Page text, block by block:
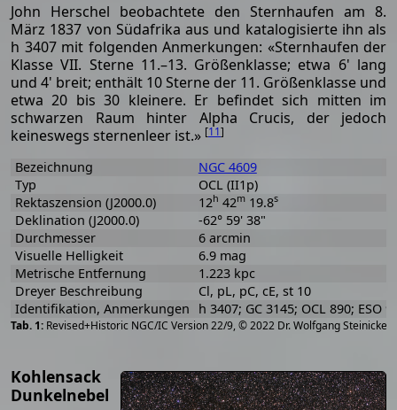
John Herschel beobachtete den Sternhaufen am 8.
März 1837 von Südafrika aus und katalogisierte ihn als
h 3407 mit folgenden Anmerkungen: «Sternhaufen der
Klasse VII. Sterne 11.–13. Größenklasse; etwa 6' lang
und 4' breit; enthält 10 Sterne der 11. Größenklasse und
etwa 20 bis 30 kleinere. Er befindet sich mitten im
schwarzen Raum hinter Alpha Crucis, der jedoch
keineswegs sternenleer ist.» [11]
Revised+Historic NGC/IC Version 22/9, © 2022 Dr. Wolfgang Steinicke
Bezeichnung
NGC 4609
Typ
OCL (II1p)
Rektaszension (J2000.0)
12h 42m19.8s
Deklination (J2000.0)
-62° 59' 38"
Durchmesser
6 arcmin
Visuelle Helligkeit
6.9 mag
Metrische Entfernung
1.223 kpc
Dreyer Beschreibung
Cl, pL, pC, cE, st 10
Identifikation, Anmerkungen
h 3407; GC 3145; OCL 890; ESO
Kohlensack
Dunkelnebel